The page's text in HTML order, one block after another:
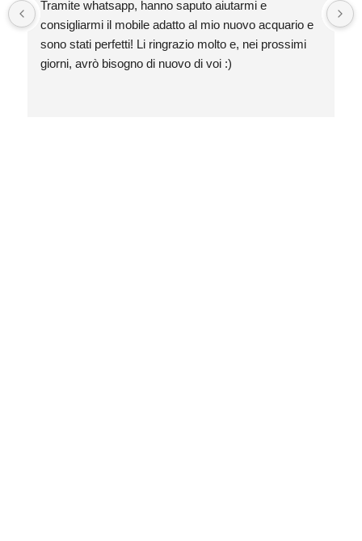
Tramite whatsapp, hanno saputo aiutarmi e
consigliarmi il mobile adatto al mio nuovo acquario e
sono stati perfetti! Li ringrazio molto e, nei prossimi
giorni, avrò bisogno di nuovo di voi :)